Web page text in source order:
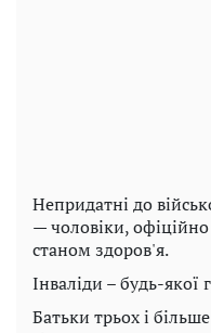
Непридатні до
— чоловіки, офіційно
станом здоров'я.
Інваліди – будь-якої
Батьки трьох і